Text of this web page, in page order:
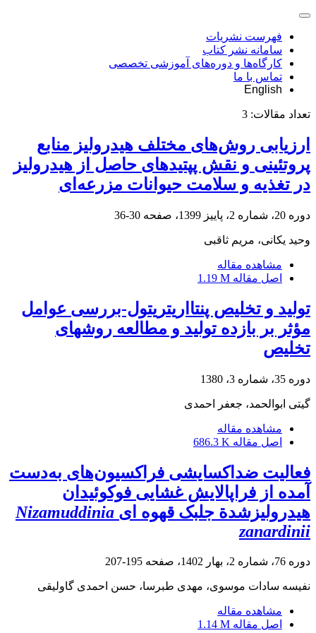
فهرست نشریات
سامانه نشر کتاب
کارگاه‌ها و دوره‌های آموزشی تخصصی
تماس با ما
English
تعداد مقالات: 3
ارزیابی روش‌های مختلف هیدرولیز منابع
پروتئینی و نقش پپتیدهای حاصل از هیدرولیز
در تغذیه و سلامت حیوانات مزرعه‌ای
دوره 20، شماره 2، پاییز 1399، صفحه 30-36
وحید یکانی، مریم ثاقبی
مشاهده مقاله
اصل مقاله 1.19 M
تولید و تخلیص پنتااریتریتول-بررسی عوامل
مؤثر بر بازده تولید و مطالعه روشهای
تخلیص
دوره 35، شماره 3، 1380
گیتی ابوالحمد، جعفر احمدی
مشاهده مقاله
اصل مقاله 686.3 K
فعالیت ضداکسایشی فراکسیون‌های به‌دست
آمده از فراپالایش غشایی فوکوئیدان
هیدرولیزشدة جلبک قهوه ای Nizamuddinia
zanardinii
دوره 76، شماره 2، بهار 1402، صفحه 195-207
نفیسه سادات موسوی، مهدی طبرسا، حسن احمدی گاولیقی
مشاهده مقاله
اصل مقاله 1.14 M